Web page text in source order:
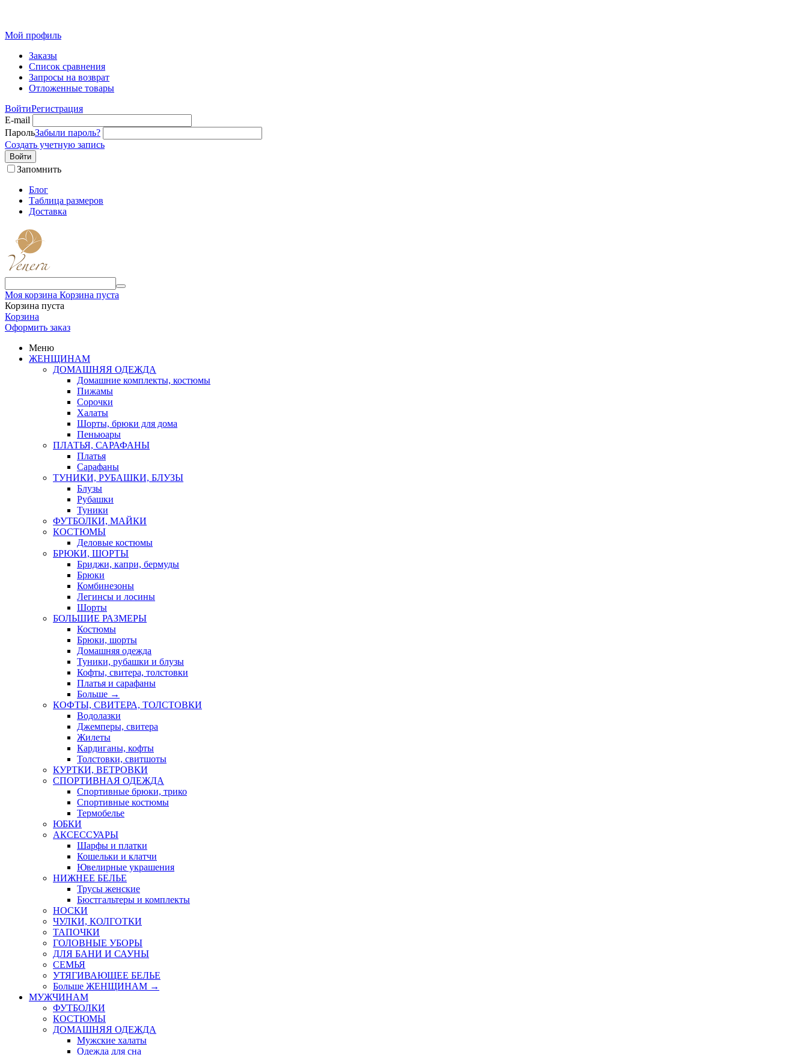
Мой профиль
Заказы
Список сравнения
Запросы на возврат
Отложенные товары
ВойтиРегистрация
E-mail
ПарольЗабыли пароль?
Создать учетную запись
Войти
Запомнить
Блог
Таблица размеров
Доставка
Моя корзина Корзина пуста
Корзина пуста
Корзина
Оформить заказ
Меню
ЖЕНЩИНАМ
ДОМАШНЯЯ ОДЕЖДА
Домашние комплекты, костюмы
Пижамы
Сорочки
Халаты
Шорты, брюки для дома
Пеньюары
ПЛАТЬЯ, САРАФАНЫ
Платья
Сарафаны
ТУНИКИ, РУБАШКИ, БЛУЗЫ
Блузы
Рубашки
Туники
ФУТБОЛКИ, МАЙКИ
КОСТЮМЫ
Деловые костюмы
БРЮКИ, ШОРТЫ
Бриджи, капри, бермуды
Брюки
Комбинезоны
Легинсы и лосины
Шорты
БОЛЬШИЕ РАЗМЕРЫ
Костюмы
Брюки, шорты
Домашняя одежда
Туники, рубашки и блузы
Кофты, свитера, толстовки
Платья и сарафаны
Больше →
КОФТЫ, СВИТЕРА, ТОЛСТОВКИ
Водолазки
Джемперы, свитера
Жилеты
Кардиганы, кофты
Толстовки, свитшоты
КУРТКИ, ВЕТРОВКИ
СПОРТИВНАЯ ОДЕЖДА
Спортивные брюки, трико
Спортивные костюмы
Термобелье
ЮБКИ
AКСЕССУАРЫ
Шарфы и платки
Кошельки и клатчи
Ювелирные украшения
НИЖНЕЕ БЕЛЬЕ
Трусы женские
Бюстгальтеры и комплекты
НОСКИ
ЧУЛКИ, КОЛГОТКИ
ТАПОЧКИ
ГОЛОВНЫЕ УБОРЫ
ДЛЯ БАНИ И САУНЫ
СЕМЬЯ
УТЯГИВАЮЩЕЕ БЕЛЬЕ
Больше ЖЕНЩИНАМ →
МУЖЧИНАМ
ФУТБОЛКИ
КОСТЮМЫ
ДОМАШНЯЯ ОДЕЖДА
Мужские халаты
Одежда для сна